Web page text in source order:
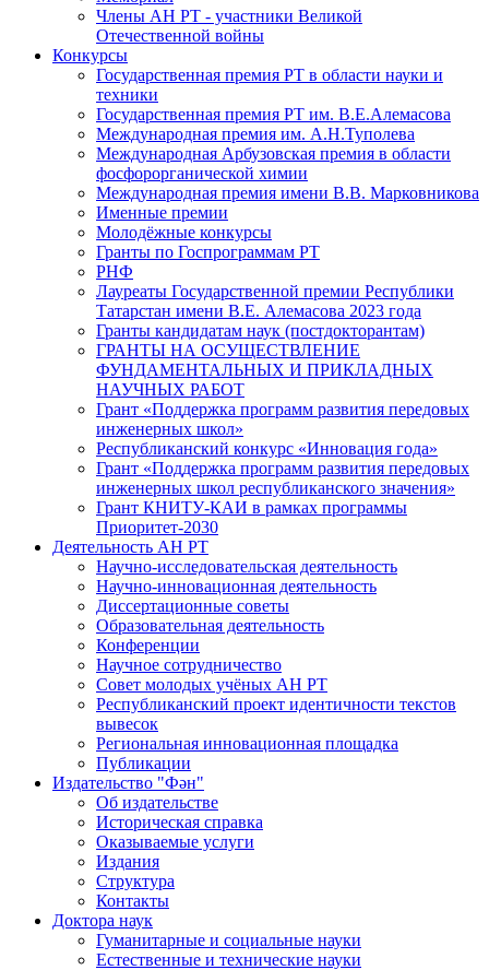
Члены АН РТ - участники Великой
Отечественной войны
Конкурсы
Государственная премия РТ в области науки и
техники
Государственная премия РТ им. В.Е.Алемасова
Международная премия им. А.Н.Туполева
Международная Арбузовская премия в области
фосфорорганической химии
Международная премия имени В.В. Марковникова
Именные премии
Молодёжные конкурсы
Гранты по Госпрограммам РТ
РНФ
Лауреаты Государственной премии Республики
Татарстан имени В.Е. Алемасова 2023 года
Гранты кандидатам наук (постдокторантам)
ГРАНТЫ НА ОСУЩЕСТВЛЕНИЕ
ФУНДАМЕНТАЛЬНЫХ И ПРИКЛАДНЫХ
НАУЧНЫХ РАБОТ
Грант «Поддержка программ развития передовых
инженерных школ»
Республиканский конкурс «Инновация года»
Грант «Поддержка программ развития передовых
инженерных школ республиканского значения»
Грант КНИТУ-КАИ в рамках программы
Приоритет-2030
Деятельность АН РТ
Научно-исследовательская деятельность
Научно-инновационная деятельность
Диссертационные советы
Образовательная деятельность
Конференции
Научное сотрудничество
Совет молодых учёных АН РТ
Республиканский проект идентичности текстов
вывесок
Региональная инновационная площадка
Публикации
Издательство "Фән"
Об издательстве
Историческая справка
Оказываемые услуги
Издания
Структура
Контакты
Доктора наук
Гуманитарные и социальные науки
Естественные и технические науки